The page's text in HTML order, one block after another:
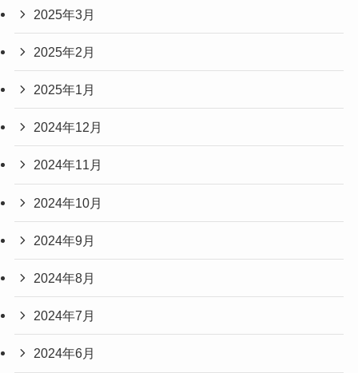
2025年3月
2025年2月
2025年1月
2024年12月
2024年11月
2024年10月
2024年9月
2024年8月
2024年7月
2024年6月